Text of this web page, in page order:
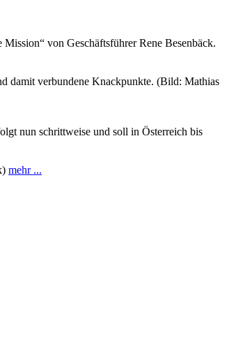
von Geschäftsführer Rene Besenbäck.
damit verbundene Knackpunkte. (Bild: Mathias
nun schrittweise und soll in Österreich bis
mehr ...